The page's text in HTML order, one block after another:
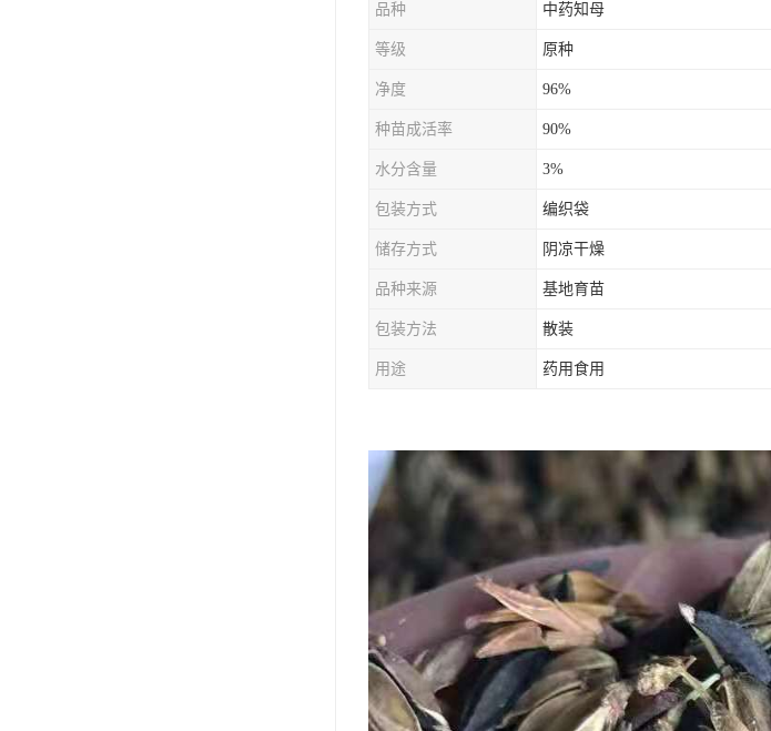
品种 中药知母
等级 原种
净度 96%
种苗成活率 90%
水分含量 3%
包装方式 编织袋
储存方式 阴凉干燥
品种来源 基地育苗
包装方法 散装
用途 药用食用